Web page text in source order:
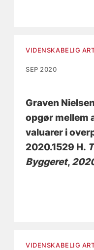
VIDENSKABELIG
SEP 2020
Graven
opgør mellem
valuarer i
2020.1529 H.
Byggeret,
VIDENSKABELIG